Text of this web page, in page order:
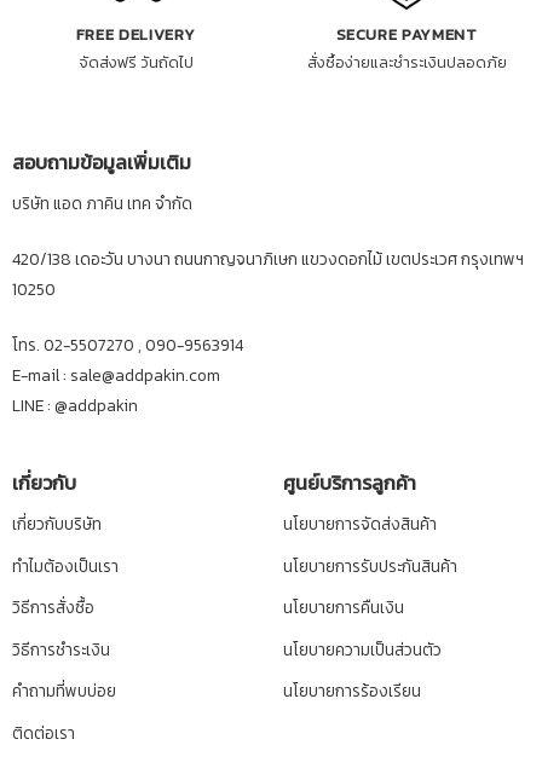
FREE DELIVERY
จัดส่งฟรี วันถัดไป
SECURE PAYMENT
สั่งซื้อง่ายและชำระเงินปลอดภัย
สอบถามข้อมูลเพิ่มเติม
บริษัท แอด ภาคิน เทค จำกัด
420/138 เดอะวัน บางนา ถนนกาญจนาภิเษก แขวงดอกไม้ เขตประเวศ กรุงเทพฯ
10250
โทร. 02-5507270 , 090-9563914
E-mail : sale@addpakin.com
LINE : @addpakin
เกี่ยวกับ
เกี่ยวกับบริษัท
ทำไมต้องเป็นเรา
วิธีการสั่งซื้อ
วิธีการชำระเงิน
คำถามที่พบบ่อย
ติดต่อเรา
ศูนย์บริการลูกค้า
นโยบายการจัดส่งสินค้า
นโยบายการรับประกันสินค้า
นโยบายการคืนเงิน
นโยบายความเป็นส่วนตัว
นโยบายการร้องเรียน